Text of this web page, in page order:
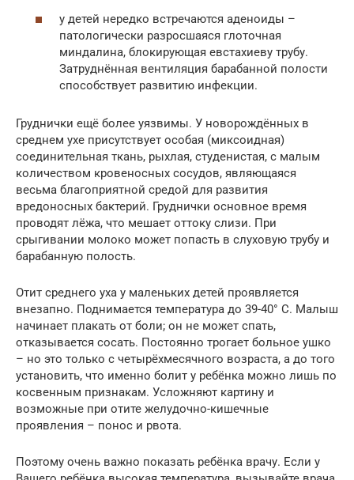
у детей нередко встречаются аденоиды –
патологически разросшаяся глоточная
миндалина, блокирующая евстахиеву трубу.
Затруднённая вентиляция барабанной полости
способствует развитию инфекции.
Груднички ещё более уязвимы. У новорождённых в
среднем ухе присутствует особая (миксоидная)
соединительная ткань, рыхлая, студенистая, с малым
количеством кровеносных сосудов, являющаяся
весьма благоприятной средой для развития
вредоносных бактерий. Груднички основное время
проводят лёжа, что мешает оттоку слизи. При
срыгивании молоко может попасть в слуховую трубу и
барабанную полость.
Отит среднего уха у маленьких детей проявляется
внезапно. Поднимается температура до 39-40° C. Малыш
начинает плакать от боли; он не может спать,
отказывается сосать. Постоянно трогает больное ушко
– но это только с четырёхмесячного возраста, а до того
установить, что именно болит у ребёнка можно лишь по
косвенным признакам. Усложняют картину и
возможные при отите желудочно-кишечные
проявления – понос и рвота.
Поэтому очень важно показать ребёнка врачу. Если у